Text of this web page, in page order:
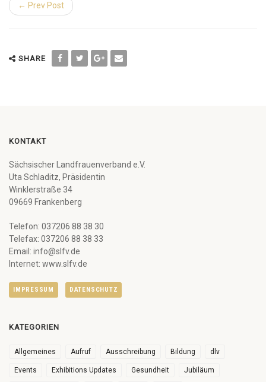
← Prev Post
SHARE
KONTAKT
Sächsischer Landfrauenverband e.V.
Uta Schladitz, Präsidentin
Winklerstraße 34
09669 Frankenberg
Telefon: 037206 88 38 30
Telefax: 037206 88 38 33
Email: info@slfv.de
Internet: www.slfv.de
IMPRESSUM DATENSCHUTZ
KATEGORIEN
Allgemeines Aufruf Ausschreibung Bildung dlv
Events Exhibitions Updates Gesundheit Jubiläum